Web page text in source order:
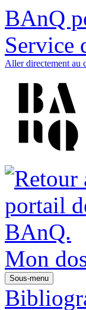
BAnQ
Service
Aller directement au
Mon
Sous-menu